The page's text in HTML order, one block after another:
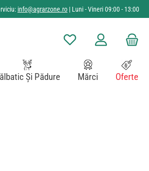
info@agrarzone.ro | Luni - Vineri 09:00 - 13:00
Aveți 0 articole din lista
Și Pădure Mărci Oferte